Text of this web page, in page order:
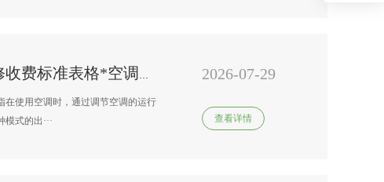
南京格力变频空调维修维修收费标准表格*空调静音模式的利弊是什么
在使用空调时，通过调节空调的运行
式的出···
2026-07-29
查看详情